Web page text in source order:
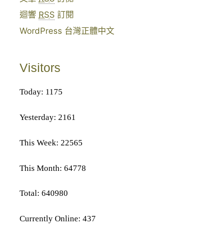
迴響 RSS 訂閱
WordPress 台灣正體中文
Visitors
Today: 1175
Yesterday: 2161
This Week: 22565
This Month: 64778
Total: 640980
Currently Online: 437